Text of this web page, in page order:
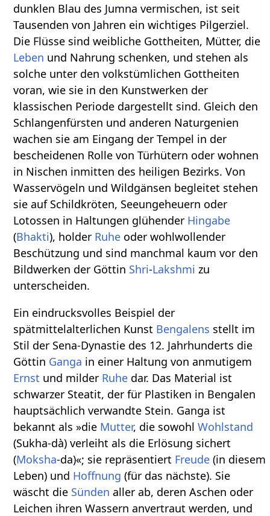
dunklen Blau des Jumna vermischen, ist seit
Tausenden von Jahren ein wichtiges Pilgerziel.
Die Flüsse sind weibliche Gottheiten, Mütter, die
Leben und Nahrung schenken, und stehen als
solche unter den volkstümlichen Gottheiten
voran, wie sie in den Kunstwerken der
klassischen Periode dargestellt sind. Gleich den
Schlangenfürsten und anderen Naturgenien
wachen sie am Eingang der Tempel in der
bescheidenen Rolle von Türhütern oder wohnen
in Nischen inmitten des heiligen Bezirks. Von
Wasservögeln und Wildgänsen begleitet stehen
sie auf Schildkröten, Seeungeheuern oder
Lotossen in Haltungen glühender Hingabe
(Bhakti), holder Ruhe oder wohlwollender
Beschützung und sind manchmal kaum vor den
Bildwerken der Göttin Shri-Lakshmi zu
unterscheiden.
Ein eindrucksvolles Beispiel der
spätmittelalterlichen Kunst Bengalens stellt im
Stil der Sena-Dynastie des 12. Jahrhunderts die
Göttin Ganga in einer Haltung von anmutigem
Ernst und milder Ruhe dar. Das Material ist
schwarzer Steatit, der für Plastiken in Bengalen
hauptsächlich verwandte Stein. Ganga ist
bekannt als »die Mutter, die sowohlWohlstand
(Sukha-dà) verleiht als die Erlösung sichert
(Moksha-da)«; sie repräsentiert Freude (in diesem
Leben) und Hoffnung (für das nächste). Sie
wäscht die Sünden aller ab, deren Aschen oder
Leichen ihren Wassern anvertraut werden, und